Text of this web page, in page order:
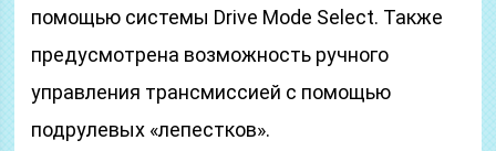
помощью системы Drive Mode Select. Также
предусмотрена возможность ручного
управления трансмиссией с помощью
подрулевых «лепестков».